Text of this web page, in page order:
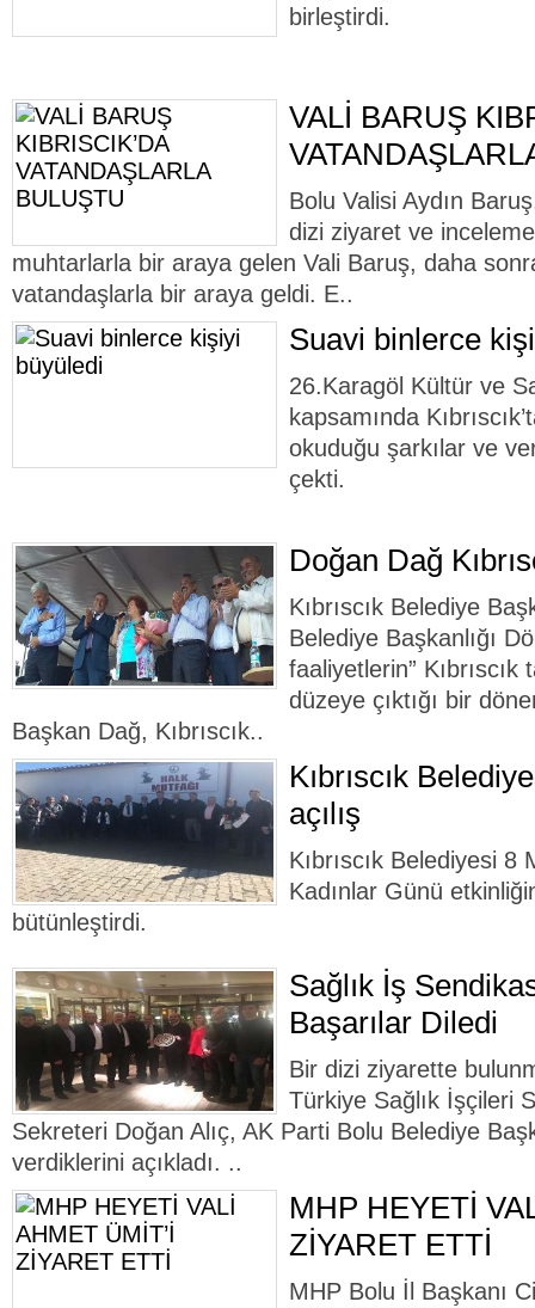
birleştirdi.
VALİ BARUŞ
Bolu Valisi Aydın
dizi ziyaret ve
muhtarlarla bir araya gelen Vali Baruş, daha sonra
vatandaşlarla bir araya geldi. E..
Suavi binlerce
26.Karagöl Kültür ve
kapsamında
okuduğu şarkılar ve
çekti.
Doğan Dağ
Kıbrıscık Belediye
Belediye Başkanlığı
faaliyetlerin”
düzeye çıktığı bir
Başkan Dağ, Kıbrıscık..
Kıbrıscık
açılış
Kıbrıscık Belediyesi
Kadınlar Günü
bütünleştirdi.
Sağlık İş
Başarılar Diledi
Bir dizi ziyarette
Türkiye Sağlık İşçileri
Sekreteri Doğan Alıç, AK Parti Bolu Belediye
verdiklerini açıkladı. ..
MHP HEYETİ
ZİYARET ETTİ
MHP Bolu İl Başkanı